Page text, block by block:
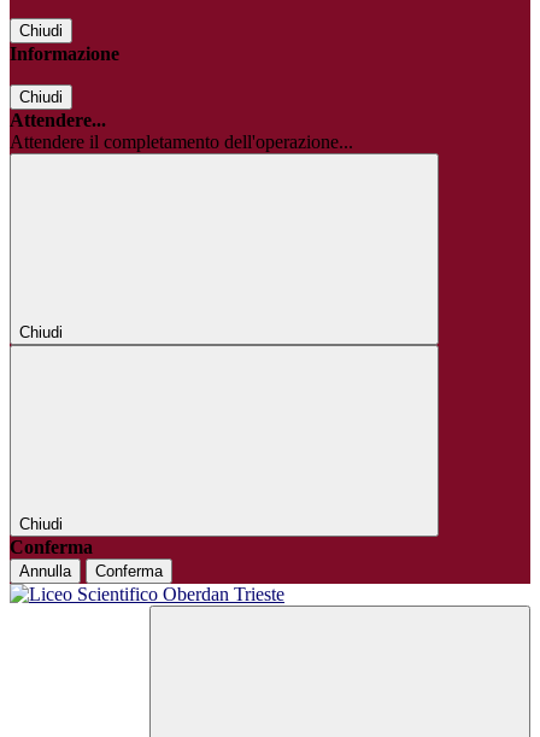
Chiudi
Informazione
Chiudi
Attendere...
Attendere il completamento dell'operazione...
Chiudi
Chiudi
Conferma
Annulla Conferma